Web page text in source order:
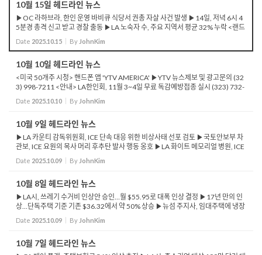
10월 15일 헤드라인 뉴스
▶OC 라하브라, 한인 운영 바비큐 식당서 권총 자살 사건 발생 ▶14일, 저녁 6시 4
5분경 총격 신고 받고 경찰 출동 ▶LA 노숙자 수, 주요 지역서 평균 32% 누락 <랜드
연구소> ▶LA 일부 혼잡 지역 통행료 검토… 20년간 '95억 달러' 창출 예상 ▶LA ...
Date 2025.10.15 By JohnKim
10월 10일 헤드라인 뉴스
<미국 50개주 시청> 핸드폰 앱 'YTV AMERICA' ▶YTV 뉴스제보 및 광고문의 (32
3) 998-7211 <안내> LA한인회, 11월 3~4일 무료 독감예방접종 실시 (323) 732-
0700 ▶뉴섬 주지사, 페어 플랜 대대적 개혁 법안 서명 ▶CA, 절도 가장 많은 도시,
LA 인근 ...
Date 2025.10.10 By JohnKim
10월 9일 헤드라인 뉴스
▶LA 카운티 감독위원회, ICE 단속 대응 위한 비상사태 선포 검토 ▶국토안보부 차
관보, ICE 요원의 목사 머리 후추탄 발사 행동 옹호 ▶LA 화이트 메모리얼 병원, ICE
요원 의료 간섭 논란 ▶의사들 “환자 치료와 개인정보 보호 위협” 주장 ▶LA 소방...
Date 2025.10.09 By JohnKim
10월 8일 헤드라인 뉴스
▶LA시, 쓰레기 수거비 인상안 승인…월 $55.95로 대폭 인상 결정 ▶17년 만의 인
상…단독주택 기준 기존 $36.32에서 약 50% 상승 ▶뉴섬 주지사, 임대주택에 냉장
고·스토브 필수 설치 법안 서명 ▶LA올림픽, 야구·소프트볼·크...
Date 2025.10.09 By JohnKim
10월 7일 헤드라인 뉴스